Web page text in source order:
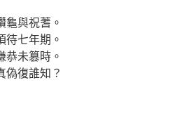
龜與祝蓍。
待七年期。
恭未篡時。
偽復誰知？